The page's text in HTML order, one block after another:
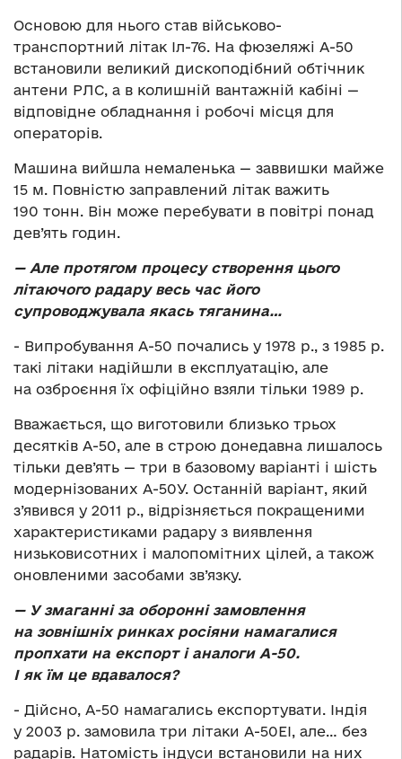
Основою для нього став військово-
транспортний літак Іл-76. На фюзеляжі А-50
встановили великий дископодібний обтічник
антени РЛС, а в колишній вантажній кабіні —
відповідне обладнання і робочі місця для
операторів.
Машина вийшла немаленька — заввишки майже
15 м. Повністю заправлений літак важить
190 тонн. Він може перебувати в повітрі понад
дев’ять годин.
— Але протягом процесу створення цього
літаючого радару весь час його
супроводжувала якась тяганина…
­- Випробування А-50 почались у 1978 р., з 1985 р.
такі літаки надійшли в експлуатацію, але
на озброєння їх офіційно взяли тільки 1989 р.
Вважається, що виготовили близько трьох
десятків А-50, але в строю донедавна лишалось
тільки дев’ять — три в базовому варіанті і шість
модернізованих А-50У. Останній варіант, який
з’явився у 2011 р., відрізняється покращеними
характеристиками радару з виявлення
низьковисотних і малопомітних цілей, а також
оновленими засобами зв’язку.
— У змаганні за оборонні замовлення
на зовнішніх ринках росіяни намагалися
пропхати на експорт і аналоги А-50.
І як їм це вдавалося?
­- Дійсно, А-50 намагались експортувати. Індія
у 2003 р. замовила три літаки А-50ЕІ, але… без
радарів. Натомість індуси встановили на них